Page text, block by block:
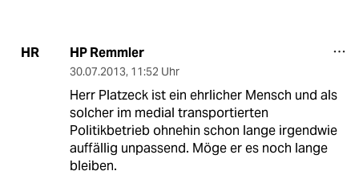
HR HP Remmler
30.07.2013, 11:52 Uhr
Herr Platzeck ist ein ehrlicher Mensch und als
solcher im medial transportierten
Politikbetrieb ohnehin schon lange irgendwie
auffällig unpassend. Möge er es noch lange
bleiben.